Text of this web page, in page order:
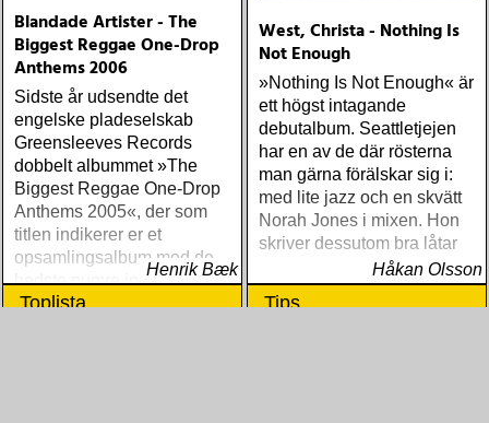
Picture Of You (Dualtone)
Richard Lindgren Driftwood
(Rootsy) Chip Taylor Block
Lonely World (Trainwreck)
Nick Cave & The Bad
Seeds Push The Sky Away
(Bad Seed) Andi Almqvist
Warsaw Holiday (Rootsy)
Townes Van Zandt
Sunshine Boy: The
Unheard Studio Sessions &
Demos 1971-1972
(Omnivore) Naturligtvis
Blandade Artister - The
Biggest Reggae One-Drop
Anthems 2006
Sidste år udsendte det
engelske pladeselskab
Greensleeves Records
dobbelt albummet »The
Biggest Reggae One-Drop
Anthems 2005«, der som
titlen indikerer er et
opsamlingsalbum med de
bedste numre indenfor den
populære reggaestil kaldet
Henrik Bæk
West, Christa - Nothing Is
Not Enough
»Nothing Is Not Enough« är
ett högst intagande
debutalbum. Seattletjejen
har en av de där rösterna
man gärna förälskar sig i:
med lite jazz och en skvätt
Norah Jones i mixen. Hon
skriver dessutom bra låtar
Håkan Olsson
Toplista Tips